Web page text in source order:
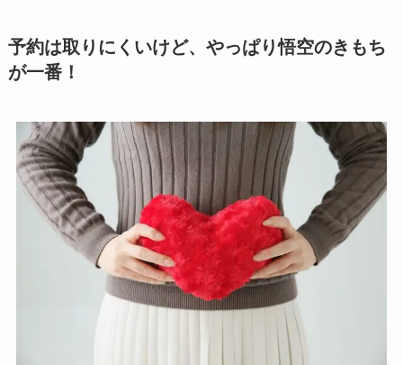
予約は取りにくいけど、やっぱり悟空のきもち
が一番！